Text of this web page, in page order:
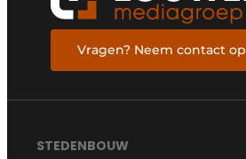
Vragen? Neem contact op
STEDENBOUW